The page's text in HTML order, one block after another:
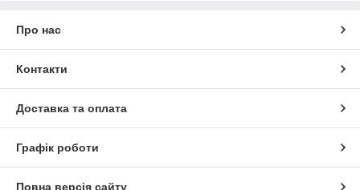
Про нас
Контакти
Доставка та оплата
Графік роботи
Повна версія сайту